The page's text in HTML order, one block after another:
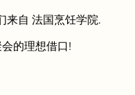
来自 法国烹饪学院.
的理想借口!